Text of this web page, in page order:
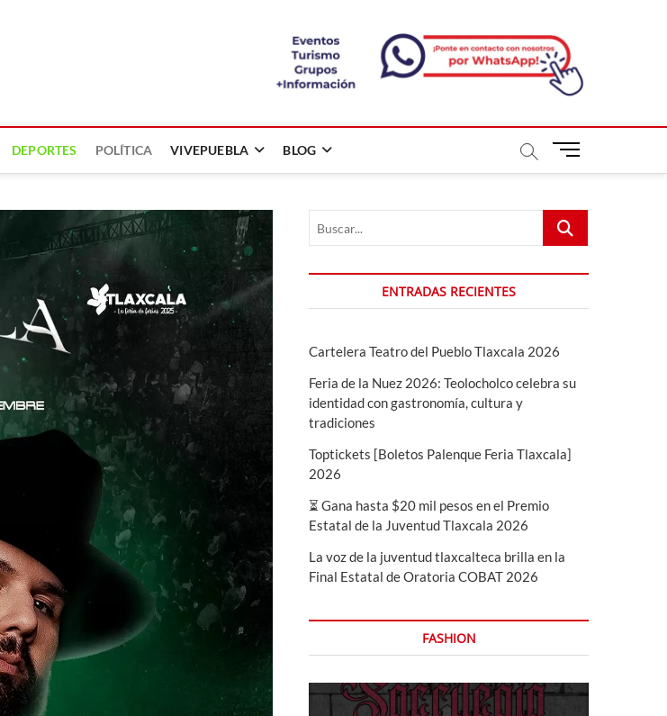
DEPORTES POLÍTICA VIVEPUEBLA BLOG
B
ó
n
d
e
Buscar...
ENTRADAS RECIENTES
Cartelera Teatro del Pueblo Tlaxcala 2026
Feria de la Nuez 2026: Teolocholco celebra su
identidad con gastronomía, cultura y
tradiciones
Toptickets [Boletos Palenque Feria Tlaxcala]
2026
⏳ Gana hasta $20 mil pesos en el Premio
Estatal de la Juventud Tlaxcala 2026
La voz de la juventud tlaxcalteca brilla en la
Final Estatal de Oratoria COBAT 2026
FASHION